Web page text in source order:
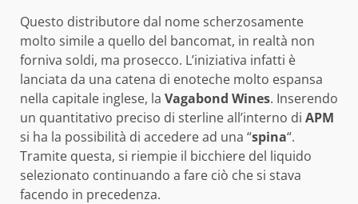
Questo distributore dal nome scherzosamente
molto simile a quello del bancomat, in realtà non
forniva soldi, ma prosecco. L’iniziativa infatti è
lanciata da una catena di enoteche molto espansa
nella capitale inglese, la Vagabond Wines. Inserendo
un quantitativo preciso di sterline all’interno di APM
si ha la possibilità di accedere ad una “spina“.
Tramite questa, si riempie il bicchiere del liquido
selezionato continuando a fare ciò che si stava
facendo in precedenza.